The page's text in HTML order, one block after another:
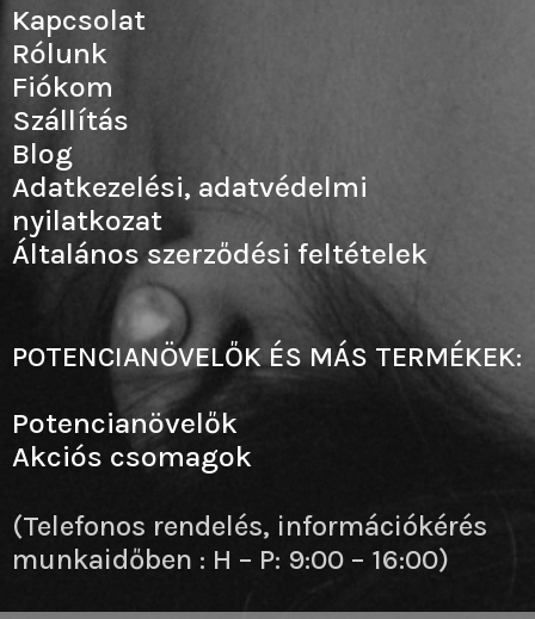
Kapcsolat
Rólunk
Fiókom
Szállítás
Blog
Adatkezelési, adatvédelmi
nyilatkozat
Általános szerződési feltételek
POTENCIANÖVELŐK ÉS MÁS TERMÉKEK:
Potencianövelők
Akciós csomagok
(Telefonos rendelés, információkérés
munkaidőben : H – P: 9:00 – 16:00)